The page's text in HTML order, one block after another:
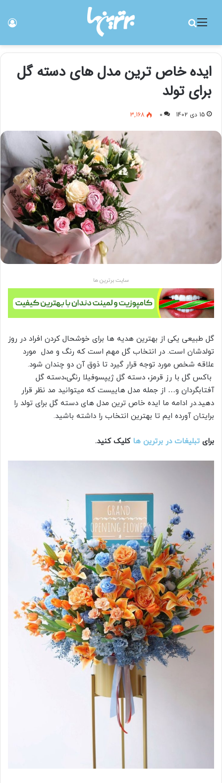
منو
ایده خاص ترین مدل های دسته گل
برای تولد
15 دی 1402 0
3,168
سایت برترین ها
گل طبیعی یکی از بهترین هدیه ها برای خوشحال کردن افراد در روز
تولدشان است. در انتخاب گل مهم است که رنگ و مدل مورد
علاقه شخص مورد توجه قرار گیرد تا ذوق آن دو چندان شود.
باکس گل با رز قرمز، دسته گل ژیپسوفیلا رنگی،دسته گل
آفتابگردان و… از جمله مدل هاییست که میتوانید مد نظر قرار
دهید.در ادامه ما ایده خاص ترین مدل های دسته گل برای تولد را
برایتان آورده ایم تا بهترین انتخاب را داشته باشید.
برای تبلیغات در برترین ها کلیک کنید.